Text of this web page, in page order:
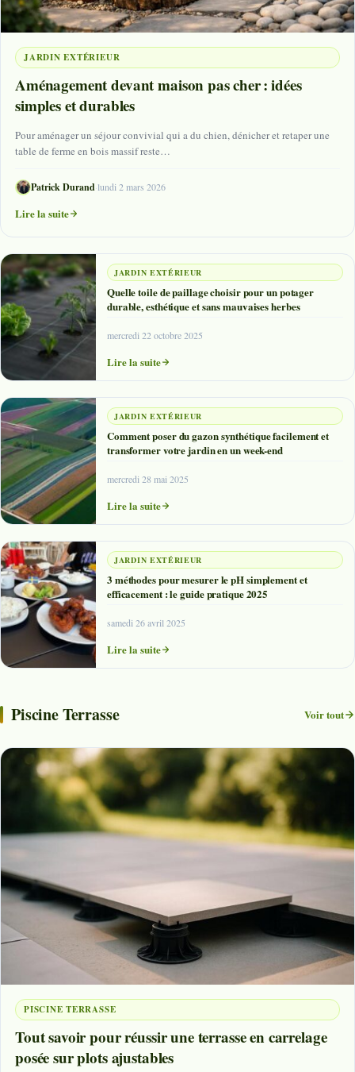
JARDIN EXTÉRIEUR
Aménagement devant maison pas cher : idées
simples et durables
Pour aménager un séjour convivial qui a du chien, dénicher et retaper une
table de ferme en bois massif reste…
Patrick Durand·lundi 2 mars 2026
Lire la suite
JARDIN EXTÉRIEUR
Quelle toile de paillage choisir pour un potager
durable, esthétique et sans mauvaises herbes
mercredi 22 octobre 2025
Lire la suite
JARDIN EXTÉRIEUR
Comment poser du gazon synthétique facilement et
transformer votre jardin en un week-end
mercredi 28 mai 2025
Lire la suite
JARDIN EXTÉRIEUR
3 méthodes pour mesurer le pH simplement et
efficacement : le guide pratique 2025
samedi 26 avril 2025
Lire la suite
Piscine Terrasse Voir tout
PISCINE TERRASSE
Tout savoir pour réussir une terrasse en carrelage
posée sur plots ajustables